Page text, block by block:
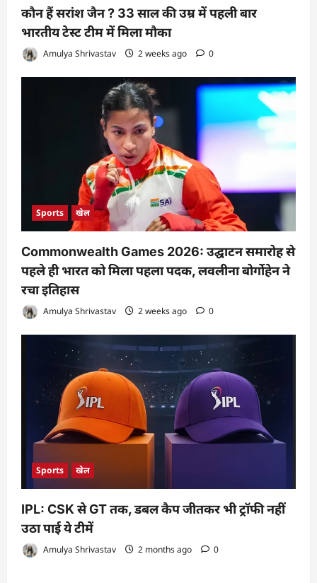
कौन हैं सरांश जैन ? 33 साल की उम्र में पहली बार
भारतीय टेस्ट टीम में मिला मौका
Amulya Shrivastav 2 weeks ago 0
Sports खेल
Commonwealth Games 2026: उद्घाटन समारोह से
पहले ही भारत को मिला पहला पदक, लवलीना बोर्गोहेन ने
रचा इतिहास
Amulya Shrivastav 2 weeks ago 0
Sports खेल
IPL: CSK से GT तक, डबल कैप जीतकर भी ट्रॉफी नहीं
उठा पाई ये टीमें
Amulya Shrivastav 2 months ago 0